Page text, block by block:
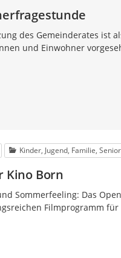
des Gemeinderates ist
und Einwohner
Kinder, Jugend, Familie,
Kino Born
Sommerfeeling: Das
Filmprogramm